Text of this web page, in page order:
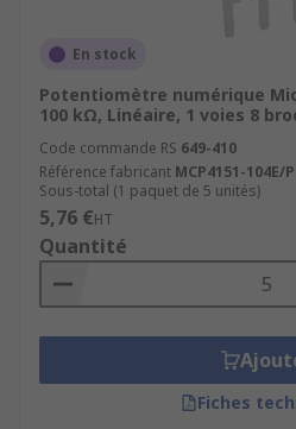
En stock
Potentiomètre numérique
100 kΩ, Linéaire, 1 voies 8
Code commande RS 649-410
Référence fabricant MCP4151-104E/P
Sous-total (1 paquet de 5 unités)
5,76 €HT
Quantité
Fiches